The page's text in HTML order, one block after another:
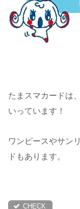
たまスマカードは
いっています！
ワンピースやサン
ドもあります。